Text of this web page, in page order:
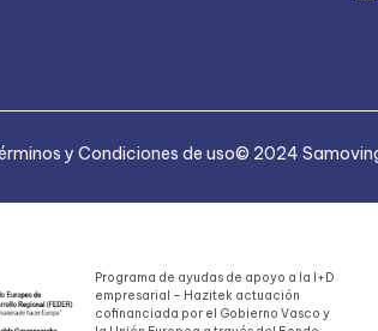
y Condiciones de uso© 2024
Programa de ayudas de apoyo a la I+D
empresarial – Hazitek actuación
cofinanciada por el Gobierno Vasco y